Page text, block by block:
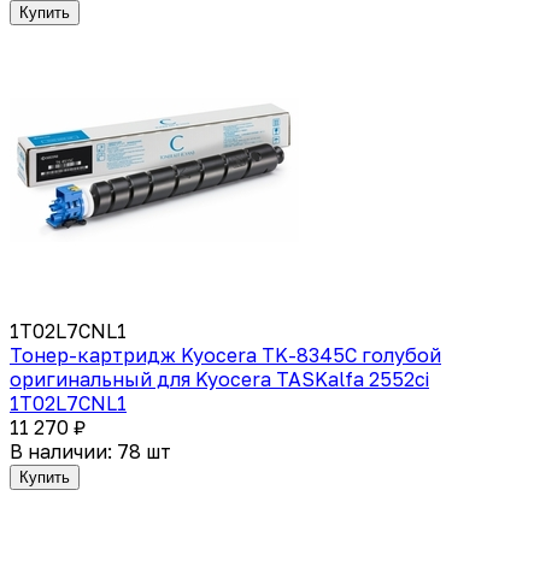
Купить
1T02L7CNL1
Тонер-картридж Kyocera TK-8345C голубой
оригинальный для Kyocera TASKalfa 2552ci
1T02L7CNL1
11 270 ₽
В наличии: 78 шт
Купить